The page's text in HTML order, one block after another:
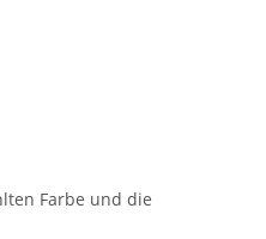
Farbe und die